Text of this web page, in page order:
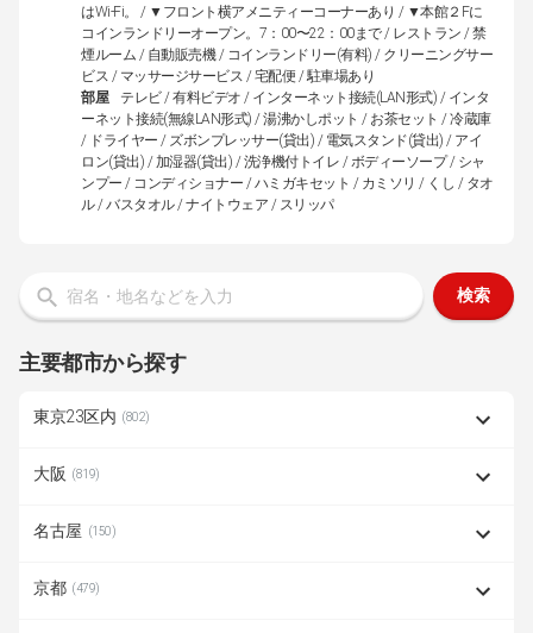
はWi-Fi。 / ▼フロント横アメニティーコーナーあり / ▼本館２Fに
コインランドリーオープン。7：00〜22：00まで / レストラン / 禁
煙ルーム / 自動販売機 / コインランドリー(有料) / クリーニングサー
ビス / マッサージサービス / 宅配便 / 駐車場あり
部屋
テレビ / 有料ビデオ / インターネット接続(LAN形式) / インタ
ーネット接続(無線LAN形式) / 湯沸かしポット / お茶セット / 冷蔵庫
/ ドライヤー / ズボンプレッサー(貸出) / 電気スタンド(貸出) / アイ
ロン(貸出) / 加湿器(貸出) / 洗浄機付トイレ / ボディーソープ / シャ
ンプー / コンディショナー / ハミガキセット / カミソリ / くし / タオ
ル / バスタオル / ナイトウェア / スリッパ
検索
主要都市から探す
東京23区内 (802)
大阪 (819)
名古屋 (150)
京都 (479)